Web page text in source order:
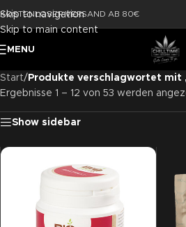
Skip to navigation
Skip to main content
KOSTENLOSER VERSAND AB 80€
MENU
Start/ Produkte verschlagwortet mit
Ergebnisse 1 – 12 von 53 werden
Show sidebar